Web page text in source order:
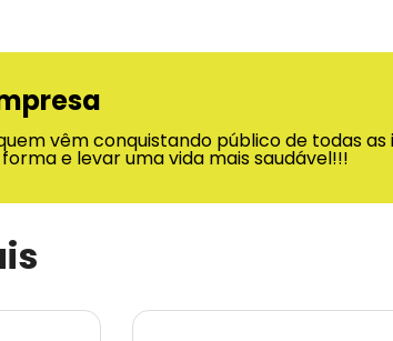
vêm conquistando público de todas as
e levar uma vida mais saudável!!!